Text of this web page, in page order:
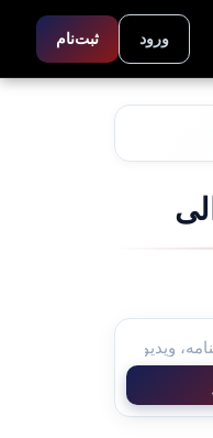
ورود ثبت‌نام